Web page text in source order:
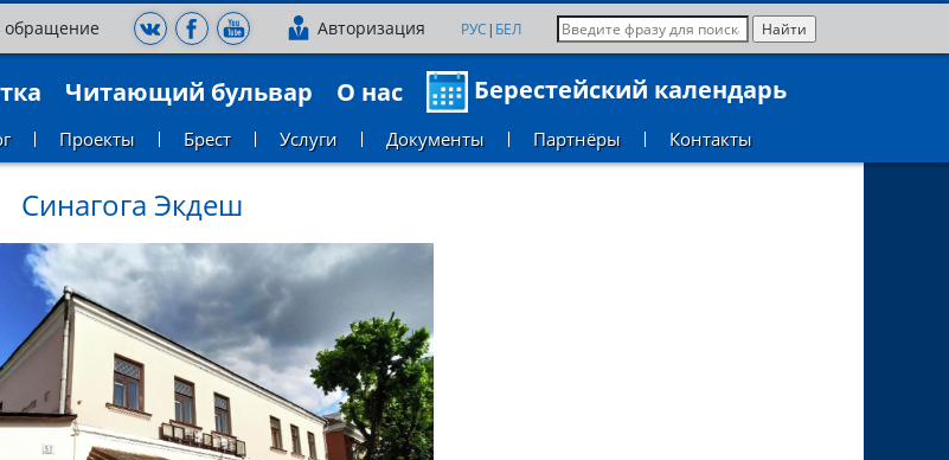
обращение Авторизация РУС | БЕЛ
Читающий бульвар О нас Берестейский календарь
Проекты Брест Услуги Документы Партнёры Контакты
Синагога Экдеш